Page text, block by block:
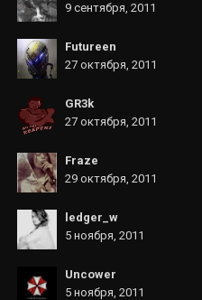
9 сентября, 2011
Futureen
27 октября, 2011
GR3k
27 октября, 2011
Fraze
29 октября, 2011
ledger_w
5 ноября, 2011
Uncower
5 ноября, 2011